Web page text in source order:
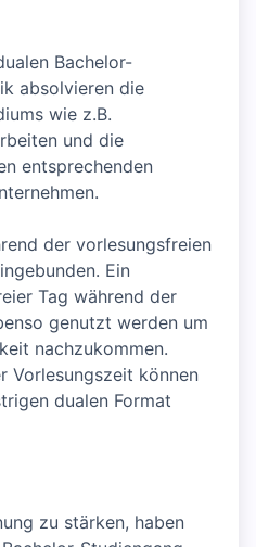
Bachelor-
absolvieren die
wie z.B.
und die
entsprechenden
der vorlesungsfreien
Ein
Tag während der
genutzt werden um
nachzukommen.
Vorlesungszeit können
dualen Format
zu stärken, haben